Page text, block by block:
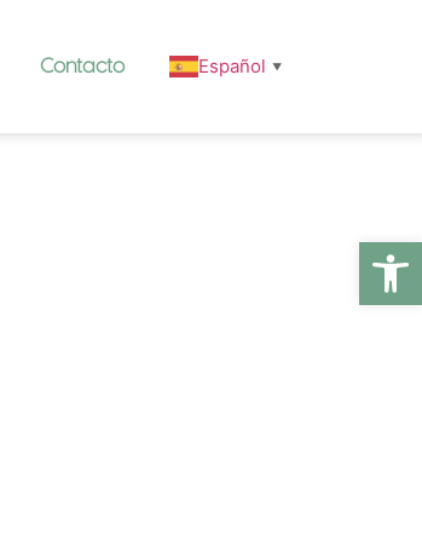
Abrir
Contacto Español ▼